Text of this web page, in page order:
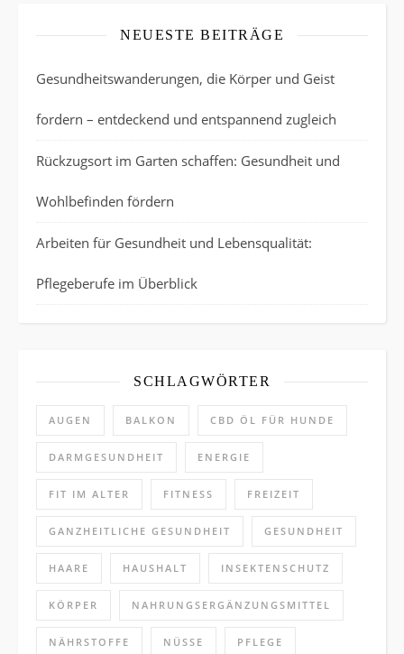
NEUESTE BEITRÄGE
Gesundheitswanderungen, die Körper und Geist
fordern – entdeckend und entspannend zugleich
Rückzugsort im Garten schaffen: Gesundheit und
Wohlbefinden fördern
Arbeiten für Gesundheit und Lebensqualität:
Pflegeberufe im Überblick
SCHLAGWÖRTER
AUGEN BALKON CBD ÖL FÜR HUNDE
DARMGESUNDHEIT ENERGIE
FIT IM ALTER FITNESS FREIZEIT
GANZHEITLICHE GESUNDHEIT GESUNDHEIT
HAARE HAUSHALT INSEKTENSCHUTZ
KÖRPER NAHRUNGSERGÄNZUNGSMITTEL
NÄHRSTOFFE NÜSSE PFLEGE